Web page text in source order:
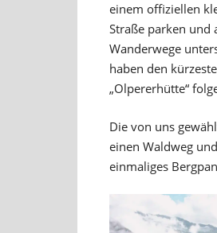
einem offiziellen
Straße parken und
Wanderwege
haben den
„Olpererhütte“
Die von uns
einen Waldweg
einmaliges